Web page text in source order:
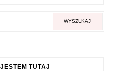
JESTEM TUTAJ